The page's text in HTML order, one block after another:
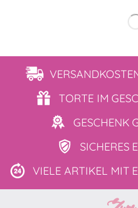
TORTE IM
GESCHENK
SICHERES
VIELE ARTIKEL MIT